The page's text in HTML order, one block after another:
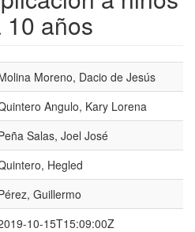
años
Moreno, Dacio de Jesús
Angulo, Kary Lorena
Salas, Joel José
Hegled
Guillermo
10-15T15:09:00Z